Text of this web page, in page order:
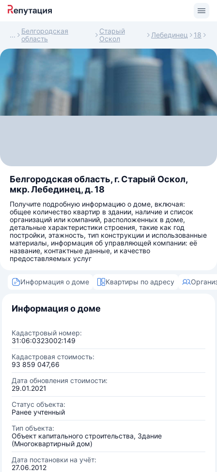
Белгородская
область
Старый
Оскол
Лебединец 18
Белгородская область, г. Старый Оскол,
мкр. Лебединец, д. 18
Получите подробную информацию о доме, включая:
общее количество квартир в здании, наличие и список
организаций или компаний, расположенных в доме,
детальные характеристики строения, такие как год
постройки, этажность, тип конструкции и использованные
материалы, информация об управляющей компании: её
название, контактные данные, и качество
предоставляемых услуг
Информация о доме Квартиры по адресу
Информация о доме
Кадастровый номер:
31:06:0323002:149
Кадастровая стоимость:
93 859 047,66
Дата обновления стоимости:
29.01.2021
Статус объекта:
Ранее учтенный
Тип объекта:
Объект капитального строительства, Здание
(Многоквартирный дом)
Дата постановки на учёт:
27.06.2012